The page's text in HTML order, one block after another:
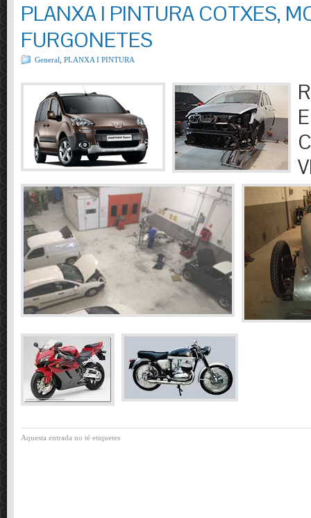
PLANXA I PINTURA COTXES,
FURGONETES
General PLANXA I PINTURA
Aquesta entrada no té etiquetes